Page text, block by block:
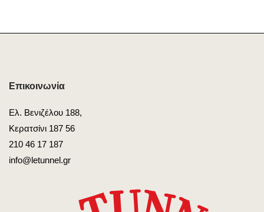
Επικοινωνία
Ελ. Βενιζέλου 188,
Κερατσίνι 187 56
210 46 17 187
info@letunnel.gr